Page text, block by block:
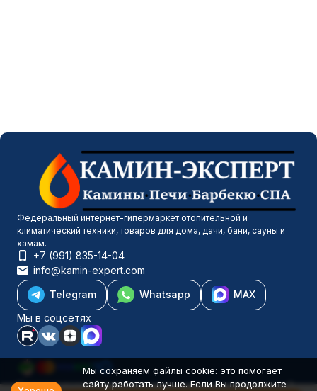
Федеральный интернет-гипермаркет отопительной и
климатический техники, товаров для дома, дачи, бани, сауны и
хамам.
+7 (991) 835-14-04
info@kamin-expert.com
Telegram
Whatsapp
MAX
Мы в соцсетях
Каталог товаров
Мы сохраняем файлы cookie: это помогает
сайту работать лучше. Если Вы продолжите